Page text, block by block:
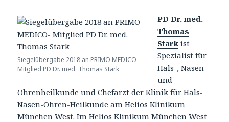
Siegelübergabe 2018 an PRIMO MEDICO-
Mitglied PD Dr. med. Thomas Stark
PD Dr. med.
Thomas
Stark ist
Spezialist für
Hals-, Nasen
und
Ohrenheilkunde und Chefarzt der Klinik für Hals-
Nasen-Ohren-Heilkunde am Helios Klinikum
München West. Im Helios Klinikum München West